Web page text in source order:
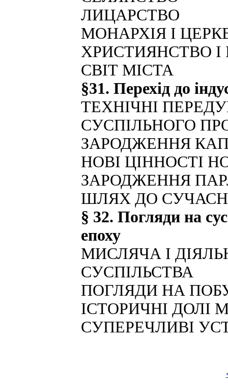
ЛИЦАРСТВО
МОНАРХІЯ І
ХРИСТИЯНСТВО І
СВІТ МІСТА
§31. Перехід до
ТЕХНІЧНІ
СУСПІЛЬНОГО
ЗАРОДЖЕННЯ
НОВІ ЦІННОСТІ
ЗАРОДЖЕННЯ
ШЛЯХ ДО
§ 32. Погляди на
епоху
МИСЛЯЧА І
СУСПІЛЬСТВА
ПОГЛЯДИ НА
ІСТОРИЧНІ ДОЛІ
СУПЕРЕЧЛИВІ